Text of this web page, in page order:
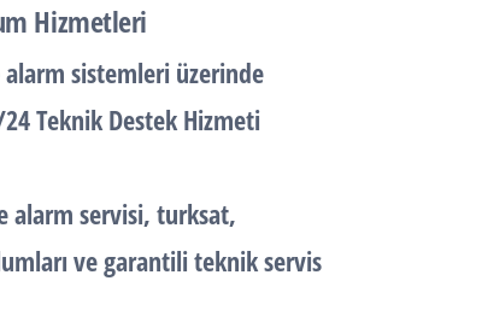
Hizmetleri
sistemleri üzerinde
Teknik Destek Hizmeti
alarm servisi, turksat,
ve garantili teknik servis